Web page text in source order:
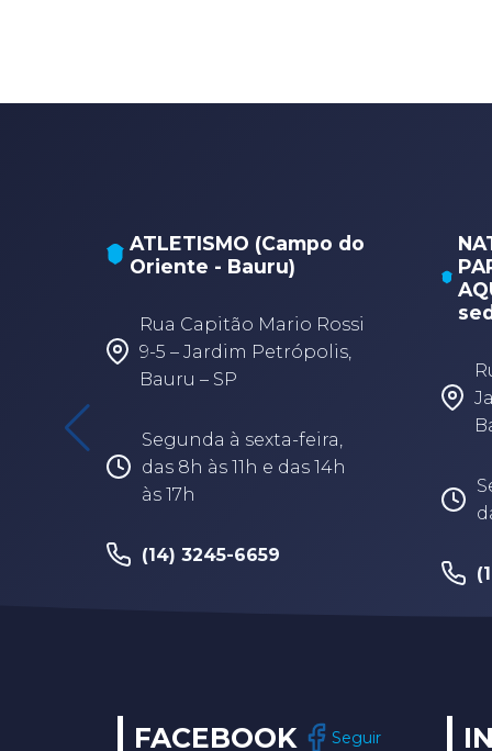
ATLETISMO (Campo do
Oriente - Bauru)
Rua Capitão Mario Rossi
9-5 – Jardim Petrópolis,
Bauru – SP
Segunda à sexta-feira,
das 8h às 11h e das 14h
às 17h
(14) 3245-6659
FACEBOOK Seguir